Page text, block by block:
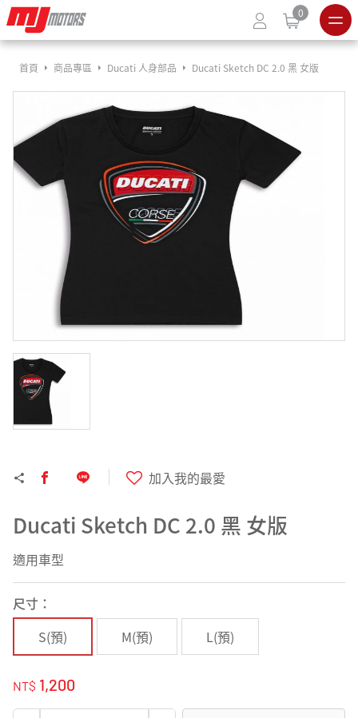
0
首頁 商品專區 Ducati 人身部品 Ducati Sketch DC 2.0 黑 女版
加入我的最愛
Ducati Sketch DC 2.0 黑 女版
適用車型
尺寸：
S(預)
M(預) L(預)
NT$ 1,200